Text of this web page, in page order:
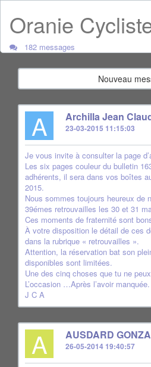
Oranie
182 messages
Nouveau
A Archilla Jean
23-03-2015 11:15:03
Je vous invite à consulter la page
Les six pages couleur du bulletin
adhérents, il sera dans vos boîtes
2015.
Nous sommes toujours heureux de
39émes retrouvailles les 30 et 31
Ces moments de fraternité sont
À votre disposition le détail de ces
dans la rubrique « retrouvailles ».
Attention, la réservation bat son
disponibles sont limitées.
Une des cinq choses que tu ne
L’occasion …Après l’avoir manquée.
J C A
A AUSDARD
26-05-2014 19:40:57